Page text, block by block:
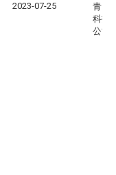
2023-07-25
青岛
科技
公司